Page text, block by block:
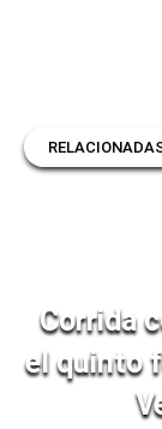
Corrida
el quinto